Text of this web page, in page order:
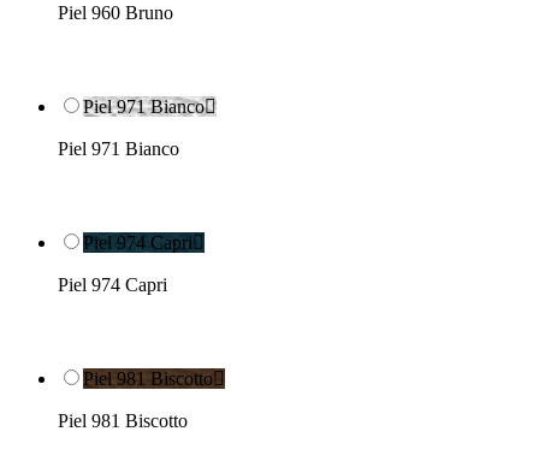
Piel 960 Bruno
Piel 971 Bianco
Piel 971 Bianco
Piel 974 Capri
Piel 974 Capri
Piel 981 Biscotto
Piel 981 Biscotto